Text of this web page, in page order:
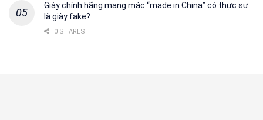
Giày chính hãng mang mác “made in China” có thực sự
là giày fake?
0 SHARES